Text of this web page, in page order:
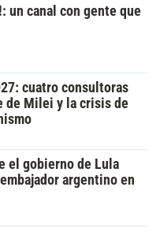
un canal con gente que
cuatro consultoras
de Milei y la crisis de
el gobierno de Lula
argentino en